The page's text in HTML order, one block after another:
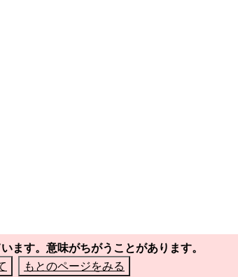
ます。意味がちがうことがあります。
もとのページをみる